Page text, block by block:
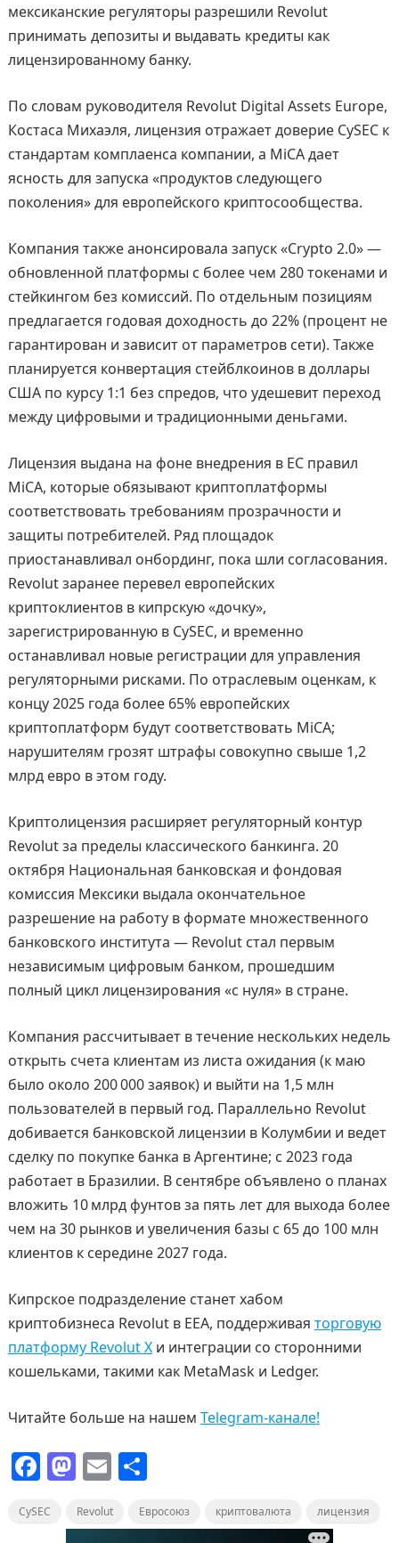
мексиканские регуляторы разрешили Revolut
принимать депозиты и выдавать кредиты как
лицензированному банку.
По словам руководителя Revolut Digital Assets Europe,
Костаса Михаэля, лицензия отражает доверие CySEC к
стандартам комплаенса компании, а MiCA дает
ясность для запуска «продуктов следующего
поколения» для европейского криптосообщества.
Компания также анонсировала запуск «Crypto 2.0» —
обновленной платформы с более чем 280 токенами и
стейкингом без комиссий. По отдельным позициям
предлагается годовая доходность до 22% (процент не
гарантирован и зависит от параметров сети). Также
планируется конвертация стейблкоинов в доллары
США по курсу 1:1 без спредов, что удешевит переход
между цифровыми и традиционными деньгами.
Лицензия выдана на фоне внедрения в ЕС правил
MiCA, которые обязывают криптоплатформы
соответствовать требованиям прозрачности и
защиты потребителей. Ряд площадок
приостанавливал онбординг, пока шли согласования.
Revolut заранее перевел европейских
криптоклиентов в кипрскую «дочку»,
зарегистрированную в CySEC, и временно
останавливал новые регистрации для управления
регуляторными рисками. По отраслевым оценкам, к
концу 2025 года более 65% европейских
криптоплатформ будут соответствовать MiCA;
нарушителям грозят штрафы совокупно свыше 1,2
млрд евро в этом году.
Криптолицензия расширяет регуляторный контур
Revolut за пределы классического банкинга. 20
октября Национальная банковская и фондовая
комиссия Мексики выдала окончательное
разрешение на работу в формате множественного
банковского института — Revolut стал первым
независимым цифровым банком, прошедшим
полный цикл лицензирования «с нуля» в стране.
Компания рассчитывает в течение нескольких недель
открыть счета клиентам из листа ожидания (к маю
было около 200 000 заявок) и выйти на 1,5 млн
пользователей в первый год. Параллельно Revolut
добивается банковской лицензии в Колумбии и ведет
сделку по покупке банка в Аргентине; с 2023 года
работает в Бразилии. В сентябре объявлено о планах
вложить 10 млрд фунтов за пять лет для выхода более
чем на 30 рынков и увеличения базы с 65 до 100 млн
клиентов к середине 2027 года.
Кипрское подразделение станет хабом
криптобизнеса Revolut в EEA, поддерживая торговую
платформу Revolut Xи интеграции со сторонними
кошельками, такими как MetaMask и Ledger.
Читайте больше на нашем Telegram-канале!
F
c
M
st
E
ai
О
п
CySEC Revolut Евросоюз криптовалюта лицензия